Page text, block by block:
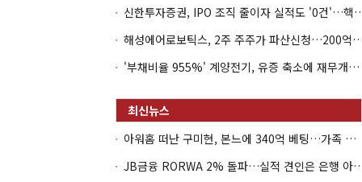
신한투자증권, IPO 조직 줄
해성에어로보틱스, 2주 주주가 파산
'부채비율 955%' 계양전기, 유증 축소에 재무개선 효과 '뚝'
아워홈 떠난 구미현, 본느에 340억 베팅…가족 지배체제 구축
JB금융 RORWA 2% 돌파…실